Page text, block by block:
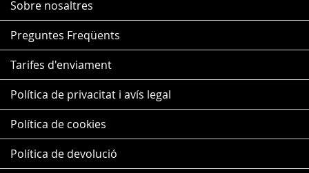
Sobre nosaltres
Preguntes Freqüents
Tarifes d'enviament
Política de privacitat i avís legal
Política de cookies
Política de devolució